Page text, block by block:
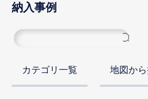
納入事例
カテゴリ一覧 地図か